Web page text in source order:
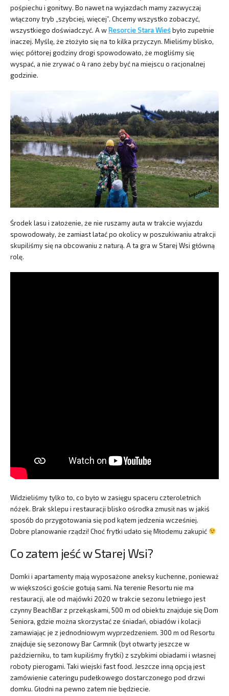
pośpiechu i gonitwy. Bo nawet na wyjazdach mamy zazwyczaj
włączony tryb „szybciej, więcej”. Chcemy wszystko zobaczyć,
wszystkiego doświadczyć. A w Resorcie Stara Wieśbyło zupełnie
inaczej. Myślę, że złożyło się na to kilka przyczyn. Mieliśmy blisko,
więc półtorej godziny drogi spowodowało, że mogliśmy się
wyspać, a nie zrywać o 4 rano żeby być na miejscu o racjonalnej
godzinie.
Środek lasu i założenie, że nie ruszamy auta w trakcie wyjazdu
spowodowały, że zamiast latać po okolicy w poszukiwaniu atrakcji
skupiliśmy się na obcowaniu z naturą. A ta gra w Starej Wsi główną
rolę.
Widzieliśmy tylko to, co było w zasięgu spaceru czteroletnich
nóżek. Brak sklepu i restauracji blisko ośrodka zmusił nas w jakiś
sposób do przygotowania się pod kątem jedzenia wcześniej.
Dobre planowanie rządzi! Choć frytki udało się Młodemu zakupić
Co zatem jeść w Starej Wsi?
Domki i apartamenty mają wyposażone aneksy kuchenne, ponieważ
w większości goście gotują sami. Na terenie Resortu nie ma
restauracji, ale od majówki 2020 w trakcie sezonu letniego jest
czynny BeachBar z przekąskami, 500 m od obiektu znajduje się Dom
Seniora, gdzie można skorzystać ze śniadań, obiadów i kolacji
zamawiając je z jednodniowym wyprzedzeniem. 300 m od Resortu
znajduje się sezonowy Bar Carmnik (był otwarty jeszcze w
październiku, to tam kupiliśmy frytki) z szybkimi obiadami i własnej
roboty pierogami. Taki wiejski fast food. Jeszcze inną opcją jest
zamówienie cateringu pudełkowego dostarczonego pod drzwi
domku. Głodni na pewno zatem nie będziecie.